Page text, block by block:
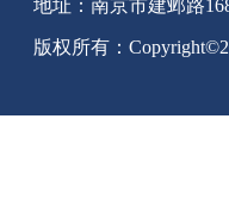
地址：南京市建邺路
版权所有：